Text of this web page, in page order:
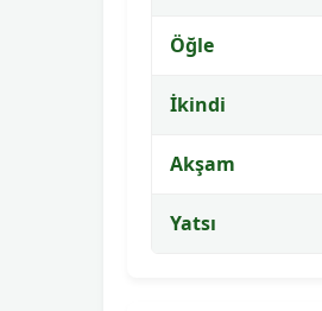
Öğle
İkindi
Akşam
Yatsı